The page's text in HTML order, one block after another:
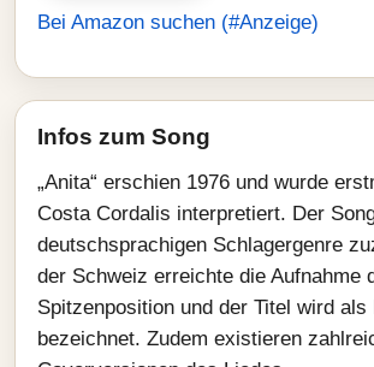
Bei Amazon suchen (#Anzeige)
Infos zum Song
„Anita“ erschien 1976 und wurde
Costa Cordalis interpretiert. Der
deutschsprachigen Schlagergenre
der Schweiz erreichte die Aufnahme
Spitzenposition und der Titel wird als
bezeichnet. Zudem existieren